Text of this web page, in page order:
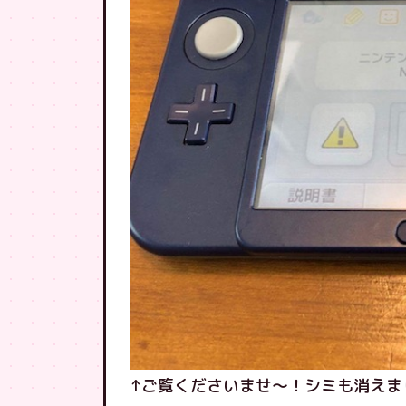
↑ご覧くださいませ〜！シミも消え